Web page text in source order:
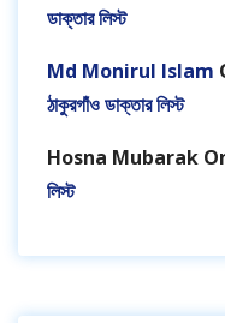
ডাক্তার লিস্ট
Md Monirul Islam
ঠাকুরগাঁও ডাক্তার লিস্ট
Hosna Mubarak
লিস্ট